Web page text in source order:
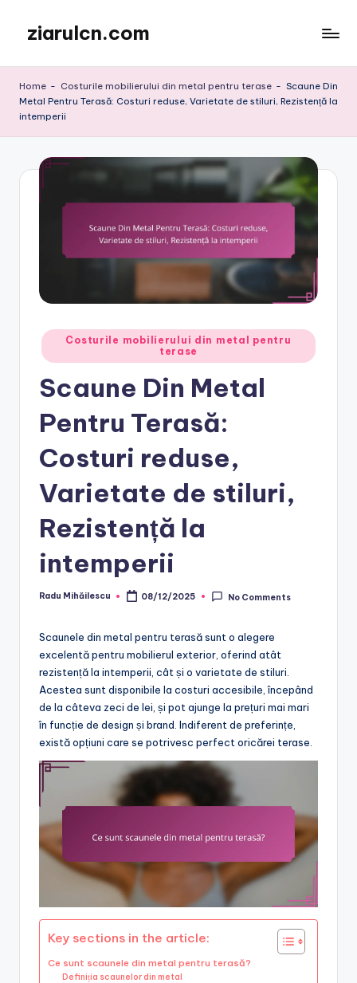
content
ziarulcn.com
Home - Costurile mobilierului din metal pentru terase - Scaune Din
Metal Pentru Terasă: Costuri reduse, Varietate de stiluri, Rezistență la
intemperii
Posted
in
Costurile mobilierului din metal pentru
terase
Scaune Din Metal
Pentru Terasă:
Costuri reduse,
Varietate de stiluri,
Rezistență la
intemperii
Posted
Radu Mihăilescu 08/12/2025 No Comments
Scaunele din metal pentru terasă sunt o alegere
excelentă pentru mobilierul exterior, oferind atât
rezistență la intemperii, cât și o varietate de stiluri.
Acestea sunt disponibile la costuri accesibile, începând
de la câteva zeci de lei, și pot ajunge la prețuri mai mari
în funcție de design și brand. Indiferent de preferințe,
există opțiuni care se potrivesc perfect oricărei terase.
Key sections in the article:
Ce sunt scaunele din metal pentru terasă?
Definiția scaunelor din metal